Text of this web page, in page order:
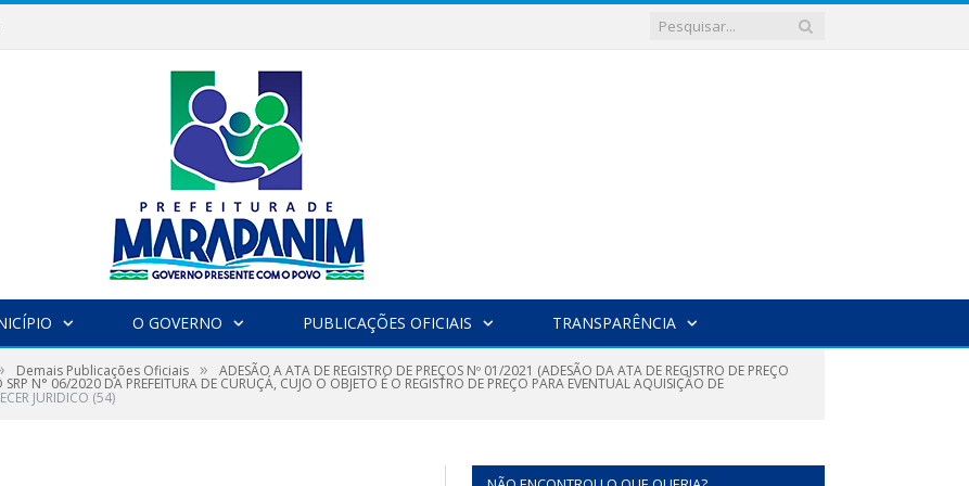
O GOVERNO PUBLICAÇÕES OFICIAIS TRANSPARÊNCIA
Demais Publicações Oficiais » ADESÃO A ATA DE REGISTRO DE PREÇOS Nº 01/2021 (ADESÃO DA ATA DE REGISTRO DE PREÇO
N° 06/2020 DA PREFEITURA DE CURUÇÁ, CUJO O OBJETO É O REGISTRO DE PREÇO PARA EVENTUAL AQUISIÇÃO DE
JURIDICO (54)